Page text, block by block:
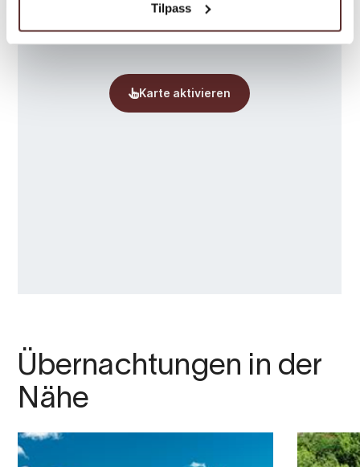
Tilpass
Übernachtungen in der
Nähe